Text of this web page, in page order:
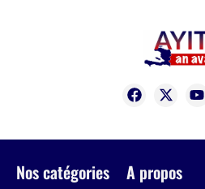
Nos catégories A propos